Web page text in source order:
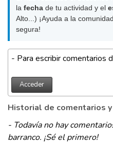
la fecha de tu actividad y el
Alto...) ¡Ayuda a la
segura!
- Para escribir comentarios
Acceder
Historial de comentarios
- Todavía no hay
barranco. ¡Sé el primero!